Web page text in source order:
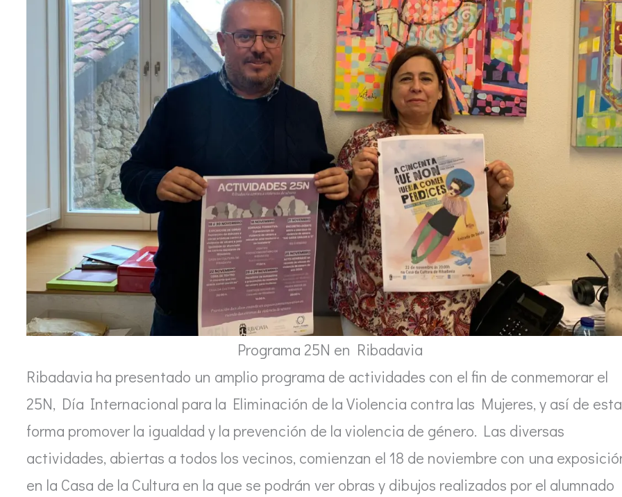
Programa 25N en Ribadavia
Ribadavia ha presentado un amplio programa de actividades con el fin de conmemorar el
25N, Día Internacional para la Eliminación de la Violencia contra las Mujeres, y así de esta
forma promover la igualdad y la prevención de la violencia de género. Las diversas
actividades, abiertas a todos los vecinos, comienzan el 18 de noviembre con una
en la Casa de la Cultura en la que se podrán ver obras y dibujos realizados por el alumnado